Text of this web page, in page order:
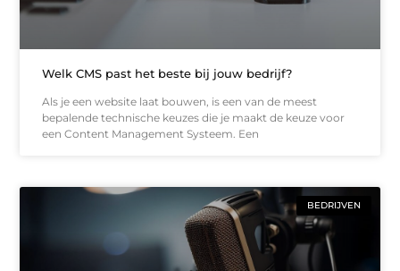
Welk CMS past het beste bij jouw bedrijf?
Als je een website laat bouwen, is een van de meest
bepalende technische keuzes die je maakt de keuze voor
een Content Management Systeem. Een
BEDRIJVEN